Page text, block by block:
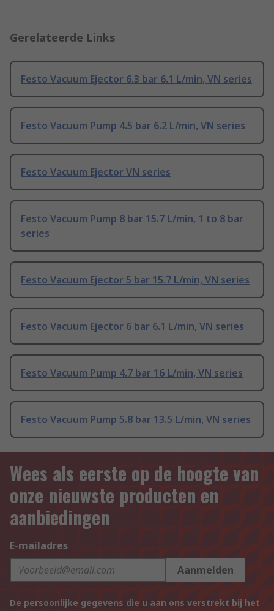
Gerelateerde Links
Festo Vacuum Ejector 6.3 bar 6.1 L/min, VN series
Festo Vacuum Pump 4.5 bar 6.2 L/min, VN series
Festo Vacuum Ejector VN series
Festo Vacuum Pump 8 bar 15.7 L/min, 1 to 8 bar
series
Festo Vacuum Ejector 5 bar 15.7 L/min, VN series
Festo Vacuum Ejector 6 bar 6.1 L/min, VN series
Festo Vacuum Pump 4.7 bar 16 L/min, VN series
Festo Vacuum Pump 5.8 bar 13.5 L/min, VN series
Wees als eerste op de hoogte van
onze nieuwste producten en
aanbiedingen
E-mailadres
Aanmelden
De persoonlijke gegevens die u aan ons verstrekt bij het